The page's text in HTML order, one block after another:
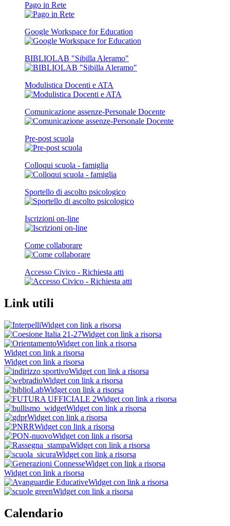
Pago in Rete
Google Workspace for Education
BIBLIOLAB "Sibilla Aleramo"
Modulistica Docenti e ATA
Comunicazione assenze-Personale Docente
Pre-post scuola
Colloqui scuola - famiglia
Sportello di ascolto psicologico
Iscrizioni on-line
Come collaborare
Accesso Civico - Richiesta atti
Link utili
Widget con link a risorsa
Widget con link a risorsa
Widget con link a risorsa
Widget con link a risorsa
Widget con link a risorsa
Widget con link a risorsa
Widget con link a risorsa
Widget con link a risorsa
Widget con link a risorsa
Widget con link a risorsa
Widget con link a risorsa
Widget con link a risorsa
Widget con link a risorsa
Widget con link a risorsa
Widget con link a risorsa
Widget con link a risorsa
Widget con link a risorsa
Widget con link a risorsa
Widget con link a risorsa
Calendario